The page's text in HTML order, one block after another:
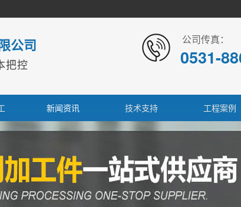
公司
把控
公司传真：
0531-
新闻资讯 技术支持 工程案例